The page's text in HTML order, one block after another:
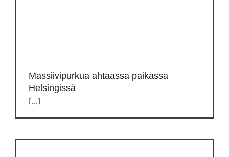
Massiivipurkua ahtaassa paikassa
Helsingissä
[…]